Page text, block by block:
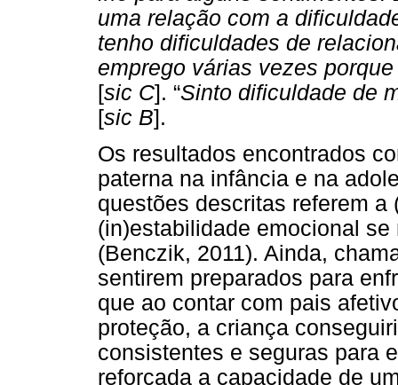
uma relação com a
tenho dificuldades de
emprego várias vezes
[sic C]. “Sinto dificuldade de
[sic B].
Os resultados encontrados
paterna na infância e na
questões descritas referem
(in)estabilidade emocional
(Benczik, 2011). Ainda,
sentirem preparados para
que ao contar com pais
proteção, a criança
consistentes e seguras para
reforçada a capacidade de